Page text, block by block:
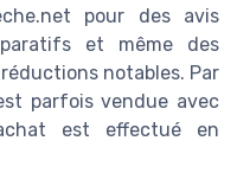
pour des avis
et même des
notables. Par
parfois vendue avec
est effectué en